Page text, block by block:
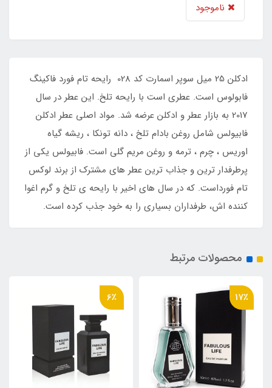
ناموجود
ادکلن 25 میل سوپر اسمارت کد 028 رایحه تام فورد فاکینگ
فابولوس است. عطری است با رایحه تلخ. این عطر در سال
2017 به بازار عطر و ادکلن عرضه شد. مواد اصلی عطر ادکلن
فابیولس شامل روغن بادام تلخ ، دانه تونکا ، ریشه گیاه
اوریس ، چرم ، ترمه و روغن مریم گلی است. فابیولس یکی از
پرطرفدار ترین و جذاب ترین عطر های مشترک از برند لوکس
تام فورداست. که در سال های اخیر با رایحه ی تلخ و گرم اغوا
کننده اش، طرفداران بسیاری را به خود جذب کرده است.
محصولات مرتبط
6٪